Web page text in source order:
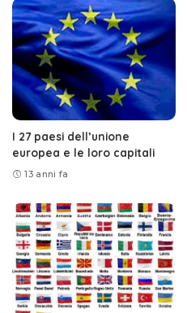
I 27 paesi dell’unione
europea e le loro capitali
13 anni fa